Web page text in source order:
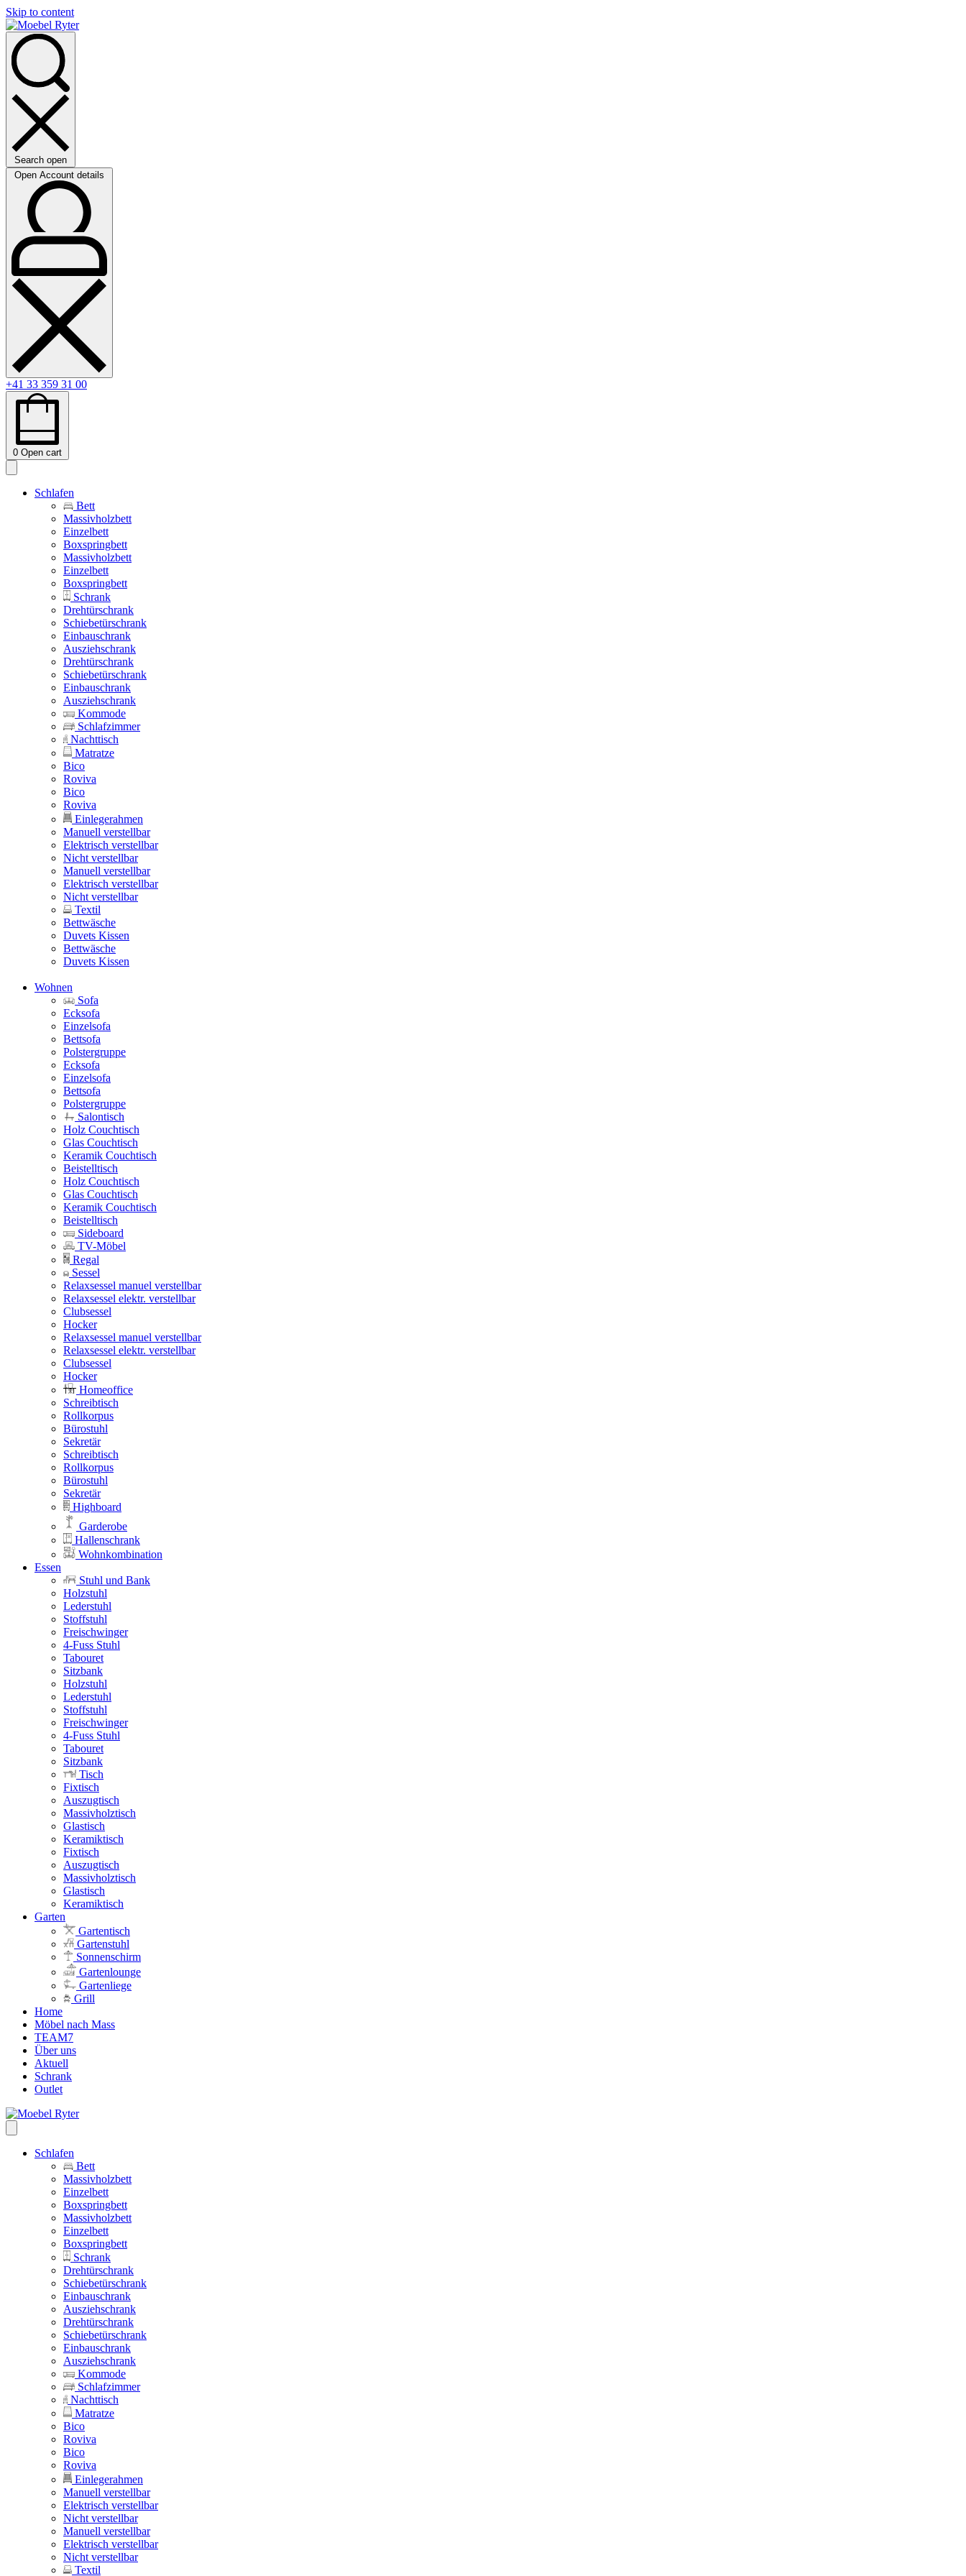
Skip to content
Search open
Open Account details
+41 33 359 31 00
0 Open cart
Schlafen
Bett
Massivholzbett
Einzelbett
Boxspringbett
Massivholzbett
Einzelbett
Boxspringbett
Schrank
Drehtürschrank
Schiebetürschrank
Einbauschrank
Ausziehschrank
Drehtürschrank
Schiebetürschrank
Einbauschrank
Ausziehschrank
Kommode
Schlafzimmer
Nachttisch
Matratze
Bico
Roviva
Bico
Roviva
Einlegerahmen
Manuell verstellbar
Elektrisch verstellbar
Nicht verstellbar
Manuell verstellbar
Elektrisch verstellbar
Nicht verstellbar
Textil
Bettwäsche
Duvets Kissen
Bettwäsche
Duvets Kissen
Wohnen
Sofa
Ecksofa
Einzelsofa
Bettsofa
Polstergruppe
Ecksofa
Einzelsofa
Bettsofa
Polstergruppe
Salontisch
Holz Couchtisch
Glas Couchtisch
Keramik Couchtisch
Beistelltisch
Holz Couchtisch
Glas Couchtisch
Keramik Couchtisch
Beistelltisch
Sideboard
TV-Möbel
Regal
Sessel
Relaxsessel manuel verstellbar
Relaxsessel elektr. verstellbar
Clubsessel
Hocker
Relaxsessel manuel verstellbar
Relaxsessel elektr. verstellbar
Clubsessel
Hocker
Homeoffice
Schreibtisch
Rollkorpus
Bürostuhl
Sekretär
Schreibtisch
Rollkorpus
Bürostuhl
Sekretär
Highboard
Garderobe
Hallenschrank
Wohnkombination
Essen
Stuhl und Bank
Holzstuhl
Lederstuhl
Stoffstuhl
Freischwinger
4-Fuss Stuhl
Tabouret
Sitzbank
Holzstuhl
Lederstuhl
Stoffstuhl
Freischwinger
4-Fuss Stuhl
Tabouret
Sitzbank
Tisch
Fixtisch
Auszugtisch
Massivholztisch
Glastisch
Keramiktisch
Fixtisch
Auszugtisch
Massivholztisch
Glastisch
Keramiktisch
Garten
Gartentisch
Gartenstuhl
Sonnenschirm
Gartenlounge
Gartenliege
Grill
Home
Möbel nach Mass
TEAM7
Über uns
Aktuell
Schrank
Outlet
Schlafen
Bett
Massivholzbett
Einzelbett
Boxspringbett
Massivholzbett
Einzelbett
Boxspringbett
Schrank
Drehtürschrank
Schiebetürschrank
Einbauschrank
Ausziehschrank
Drehtürschrank
Schiebetürschrank
Einbauschrank
Ausziehschrank
Kommode
Schlafzimmer
Nachttisch
Matratze
Bico
Roviva
Bico
Roviva
Einlegerahmen
Manuell verstellbar
Elektrisch verstellbar
Nicht verstellbar
Manuell verstellbar
Elektrisch verstellbar
Nicht verstellbar
Textil